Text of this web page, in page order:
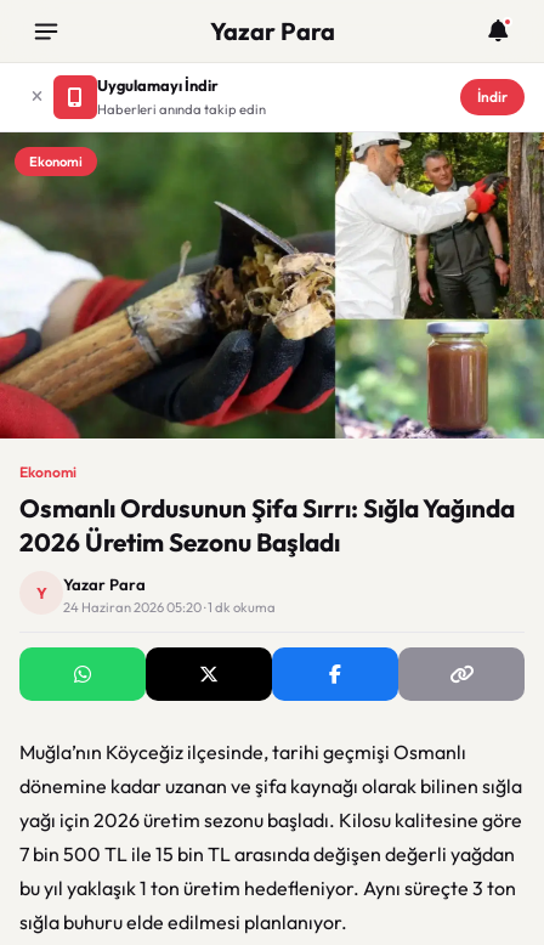
Yazar Para
Uygulamayı İndir
Haberleri anında takip edin
İndir
Ekonomi
Ekonomi
Osmanlı Ordusunun Şifa Sırrı: Sığla Yağında
2026 Üretim Sezonu Başladı
Y Yazar Para
24 Haziran 2026 05:20 · 1 dk okuma
Muğla’nın Köyceğiz ilçesinde, tarihi geçmişi Osmanlı
dönemine kadar uzanan ve şifa kaynağı olarak bilinen sığla
yağı için 2026 üretim sezonu başladı. Kilosu kalitesine göre
7 bin 500 TL ile 15 bin TL arasında değişen değerli yağdan
bu yıl yaklaşık 1 ton üretim hedefleniyor. Aynı süreçte 3 ton
sığla buhuru elde edilmesi planlanıyor.